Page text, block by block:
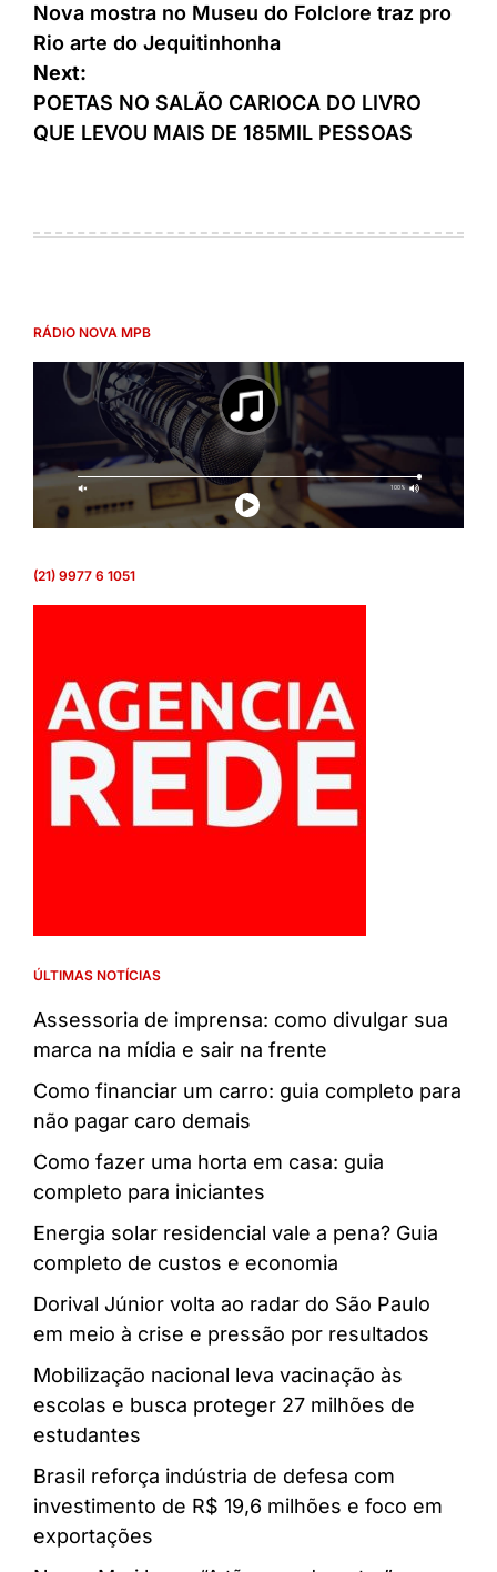
Nova mostra no Museu do Folclore traz pro
Rio arte do Jequitinhonha
Next:
POETAS NO SALÃO CARIOCA DO LIVRO
QUE LEVOU MAIS DE 185MIL PESSOAS
RÁDIO NOVA MPB
(21) 9977 6 1051
ÚLTIMAS NOTÍCIAS
Assessoria de imprensa: como divulgar sua
marca na mídia e sair na frente
Como financiar um carro: guia completo para
não pagar caro demais
Como fazer uma horta em casa: guia
completo para iniciantes
Energia solar residencial vale a pena? Guia
completo de custos e economia
Dorival Júnior volta ao radar do São Paulo
em meio à crise e pressão por resultados
Mobilização nacional leva vacinação às
escolas e busca proteger 27 milhões de
estudantes
Brasil reforça indústria de defesa com
investimento de R$ 19,6 milhões e foco em
exportações